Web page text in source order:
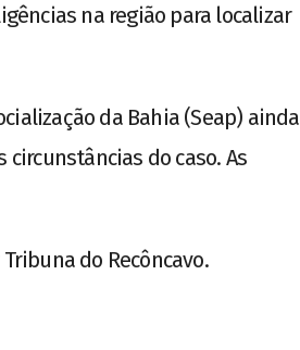
na região para localizar
da Bahia (Seap) ainda
do caso. As
do Recôncavo.